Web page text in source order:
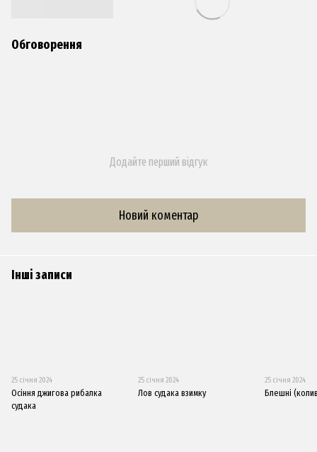
Обговорення
Додайте перший відгук
Новий коментар
Інші записи
25 січня 2024
Осіння джигова рибалка
судака
25 січня 2024
Лов судака взимку
25 січня 2024
Блешні